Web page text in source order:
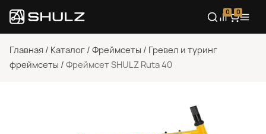
0 0
Главная / Каталог / Фреймсеты / Гревел и туринг
фреймсеты / Фреймсет SHULZ Ruta 40